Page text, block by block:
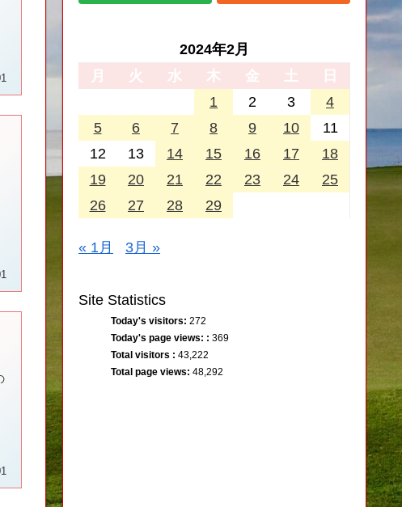
2024年2月
月
火 水 木 金 土
日
1
2 3
4
5
6 7 8 9 10
11
12
13 14 15 16 17
18
19
20 21 22 23 24
25
26
27 28 29
« 1月 3月 »
Site Statistics
Today's visitors: 272
Today's page views: : 369
Total visitors : 43,222
Total page views: 48,292